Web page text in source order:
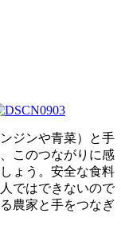
ジンや青菜）と手
このつながりに感
ょう。安全な食料
ではできないので
農家と手をつなぎ